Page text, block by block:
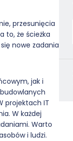
przesunięcia
to, że ścieżka
nowe zadania
jak i
projektach IT
W każdej
Warto
i ludzi.